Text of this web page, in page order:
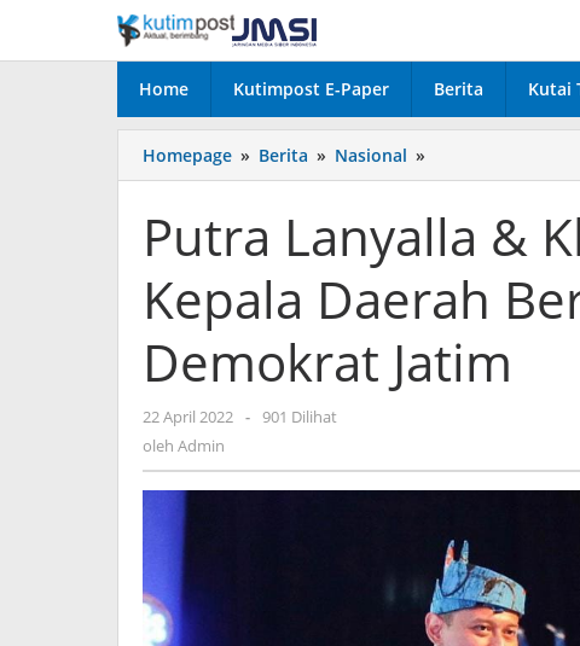
konten
Home Kutimpost E-Paper Berita Kutai
Homepage » Berita » Nasional »
Lanyalla
Khofifah
hingga
Kepala
Bergabung
dengan
Putra Lanyalla &
Kepala Daerah
Demokrat Jatim
22 April 2022 oleh
- 901 Dilihat
oleh Admin